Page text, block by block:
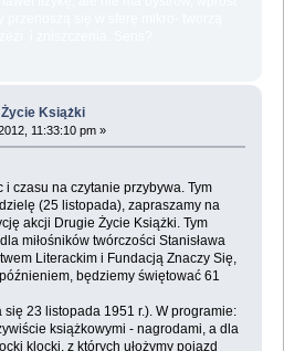
Życie Książki
11:33:10 pm »
i czasu na czytanie przybywa. Tym
(25 listopada), zapraszamy na
akcji Drugie Życie Książki. Tym
miłośników twórczości Stanisława
Literackim i Fundacją Znaczy Się,
będziemy świętować 61
się 23 listopada 1951 r.). W programie:
książkowymi - nagrodami, a dla
klocki, z których ułożymy pojazd